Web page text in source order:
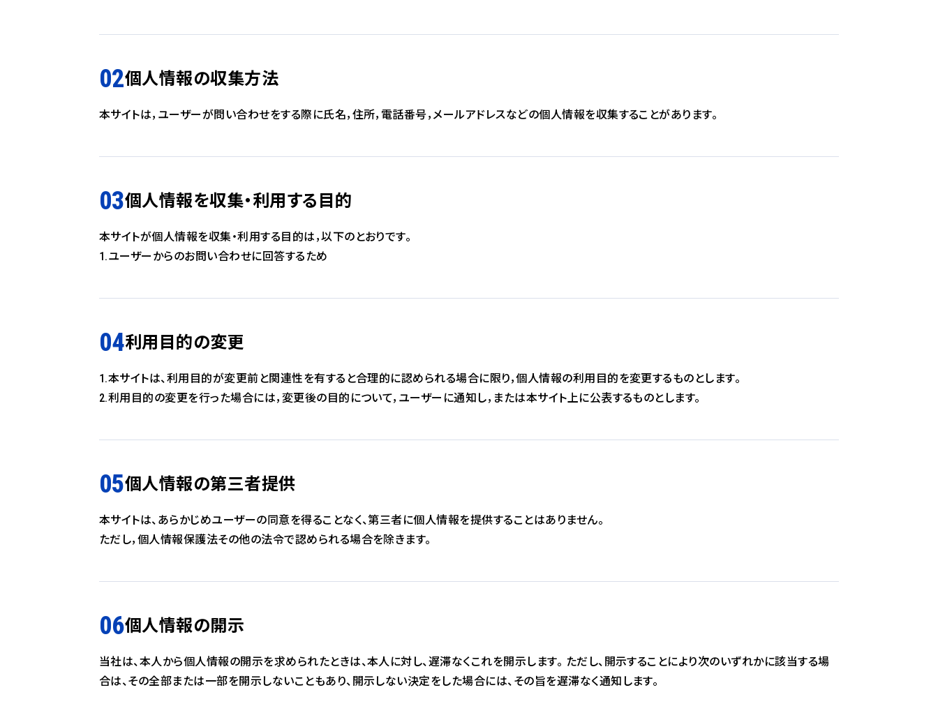
個人情報の収集方法
本サイトは，ユーザーが問い合わせをする際に氏名，住所，電話番号，メールアドレスなどの個人情報を収集することがあります。
個人情報を収集・利用する目的
本サイトが個人情報を収集・利用する目的は，以下のとおりです。
1.ユーザーからのお問い合わせに回答するため
利用目的の変更
1.本サイトは、利用目的が変更前と関連性を有すると合理的に認められる場合に限り，個人情報の利用目的を変更するものとします。
2.利用目的の変更を行った場合には，変更後の目的について，ユーザーに通知し，または本サイト上に公表するものとします。
個人情報の第三者提供
本サイトは、あらかじめユーザーの同意を得ることなく、第三者に個人情報を提供することはありません。
ただし，個人情報保護法その他の法令で認められる場合を除きます。
個人情報の開示
当社は、本人から個人情報の開示を求められたときは、本人に対し、遅滞なくこれを開示します。 ただし、開示することにより次のいずれかに該当する場
合は、その全部または一部を開示しないこともあり、開示しない決定をした場合には、その旨を遅滞なく通知します。